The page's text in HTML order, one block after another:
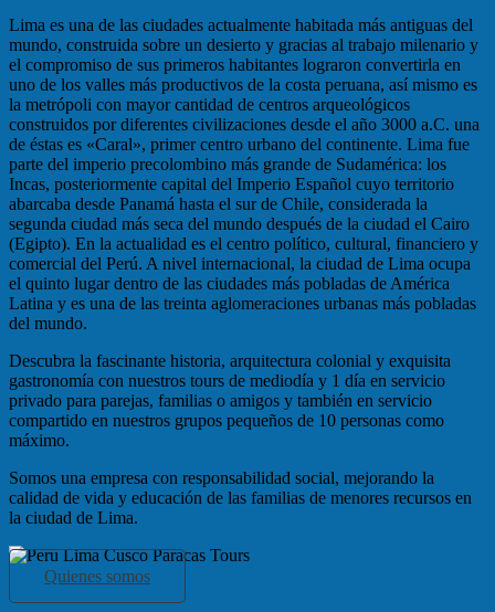
Lima es una de las ciudades actualmente habitada más antiguas del
mundo, construida sobre un desierto y gracias al trabajo milenario y
el compromiso de sus primeros habitantes lograron convertirla en
uno de los valles más productivos de la costa peruana, así mismo es
la metrópoli con mayor cantidad de centros arqueológicos
construidos por diferentes civilizaciones desde el año 3000 a.C. una
de éstas es «Caral», primer centro urbano del continente. Lima fue
parte del imperio precolombino más grande de Sudamérica: los
Incas, posteriormente capital del Imperio Español cuyo territorio
abarcaba desde Panamá hasta el sur de Chile, considerada la
segunda ciudad más seca del mundo después de la ciudad el Cairo
(Egipto). En la actualidad es el centro político, cultural, financiero y
comercial del Perú. A nivel internacional, la ciudad de Lima ocupa
el quinto lugar dentro de las ciudades más pobladas de América
Latina y es una de las treinta aglomeraciones urbanas más pobladas
del mundo.
Descubra la fascinante historia, arquitectura colonial y exquisita
gastronomía con nuestros tours de mediodía y 1 día en servicio
privado para parejas, familias o amigos y también en servicio
compartido en nuestros grupos pequeños de 10 personas como
máximo.
Somos una empresa con responsabilidad social, mejorando la
calidad de vida y educación de las familias de menores recursos en
la ciudad de Lima.
Quienes somos